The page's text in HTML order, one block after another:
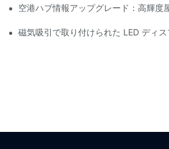
空港ハブ情報アップグレード：高輝度
磁気吸引で取り付けられた LED ディ